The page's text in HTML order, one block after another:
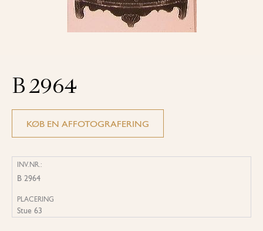
B 2964
KØB EN AFFOTOGRAFERING
INV.NR.:
B 2964
PLACERING
Stue 63